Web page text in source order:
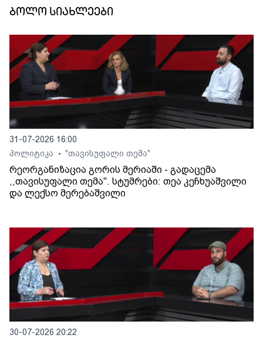
ბოლო სიახლეები
31-07-2026 16:00
პოლიტიკა
• "თავისუფალი თემა"
რეორგანიზაცია გორის მერიაში - გადაცემა
,,თავისუფალი თემა". სტუმრები: თეა კეჩხუაშვილი
და ლექსო მერებაშვილი
30-07-2026 20:22